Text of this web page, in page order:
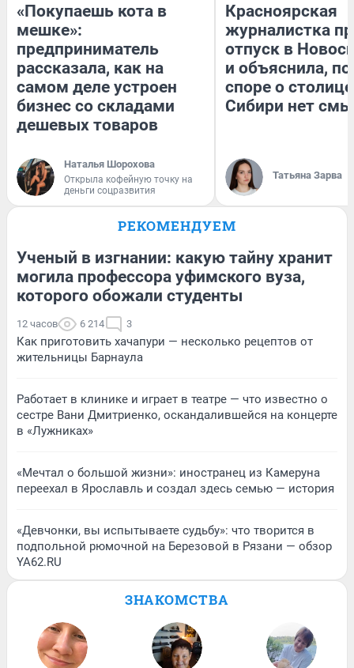
«Покупаешь кота в
мешке»:
предприниматель
рассказала, как на
самом деле устроен
бизнес со складами
дешевых товаров
Наталья Шорохова
Открыла кофейную точку на
деньги соцразвития
Красноярская
журналистка
отпуск в
и объяснила,
споре о столице
Сибири нет
Татьяна Зарва
РЕКОМЕНДУЕМ
Ученый в изгнании: какую тайну хранит
могила профессора уфимского вуза,
которого обожали студенты
12 часов 6 214 3
Как приготовить хачапури — несколько рецептов от
жительницы Барнаула
Работает в клинике и играет в театре — что известно о
сестре Вани Дмитриенко, оскандалившейся на концерте
в «Лужниках»
«Мечтал о большой жизни»: иностранец из Камеруна
переехал в Ярославль и создал здесь семью — история
«Девчонки, вы испытываете судьбу»: что творится в
подпольной рюмочной на Березовой в Рязани — обзор
YA62.RU
ЗНАКОМСТВА